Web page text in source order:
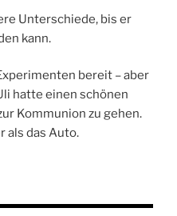
Unterschiede, bis er
kann.
bereit – aber
hatte einen schönen
Kommunion zu gehen.
als das Auto.